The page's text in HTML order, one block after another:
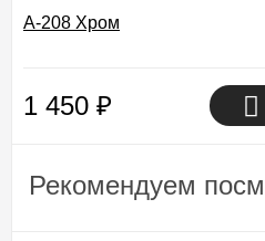
A-208 Хром
1 450 ₽
Рекомендуем